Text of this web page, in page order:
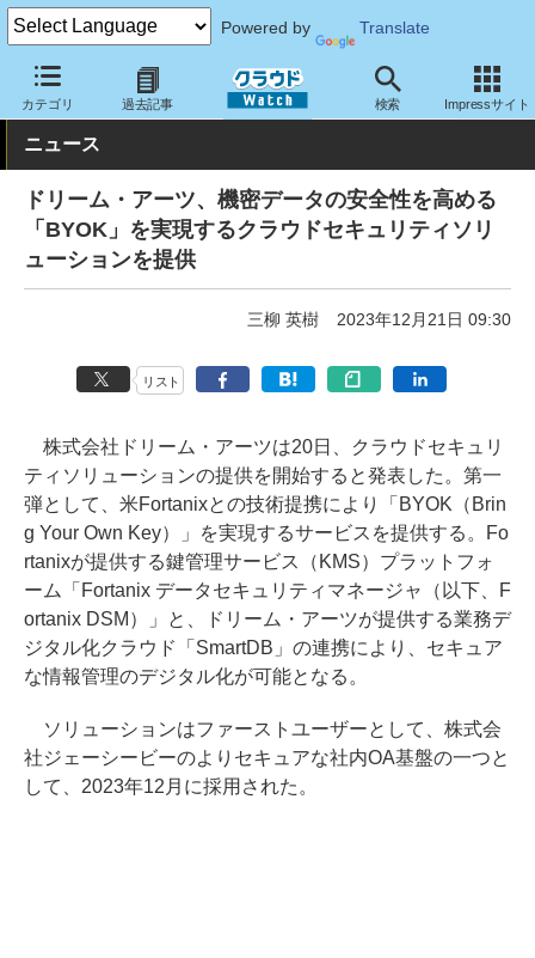
Powered by Translate
カテゴリ 過去記事 検索 Impressサイト
クラウド Watch セキュリティ セキュリティサービス
ニュース
ドリーム・アーツ、機密データの安全性を高める
「BYOK」を実現するクラウドセキュリティソリ
ューションを提供
三柳 英樹 2023年12月21日 09:30
リスト
株式会社ドリーム・アーツは20日、クラウドセキュリ
ティソリューションの提供を開始すると発表した。第一
弾として、米Fortanixとの技術提携により「BYOK（Brin
g Your Own Key）」を実現するサービスを提供する。Fo
rtanixが提供する鍵管理サービス（KMS）プラットフォ
ーム「Fortanix データセキュリティマネージャ（以下、F
ortanix DSM）」と、ドリーム・アーツが提供する業務デ
ジタル化クラウド「SmartDB」の連携により、セキュア
な情報管理のデジタル化が可能となる。
ソリューションはファーストユーザーとして、株式会
社ジェーシービーのよりセキュアな社内OA基盤の一つと
して、2023年12月に採用された。